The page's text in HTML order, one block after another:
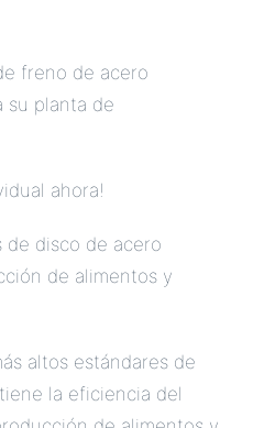
freno de acero
su planta de
ahora!
de disco de acero
de alimentos y
altos estándares de
la eficiencia del